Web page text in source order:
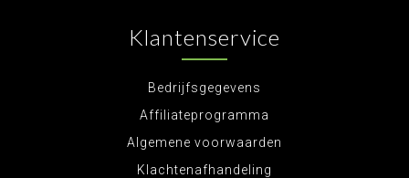
Klantenservice
Bedrijfsgegevens
Affiliateprogramma
Algemene voorwaarden
Klachtenafhandeling